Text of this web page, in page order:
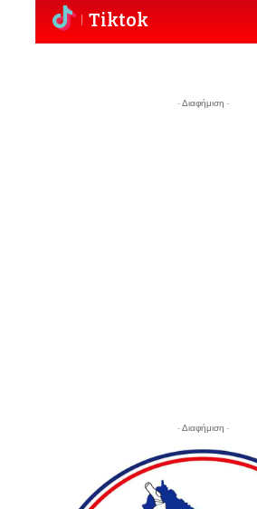
Tiktok
- Διαφήμιση -
- Διαφήμιση -